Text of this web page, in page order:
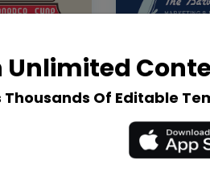
Unlimited
Thousands Of Editable